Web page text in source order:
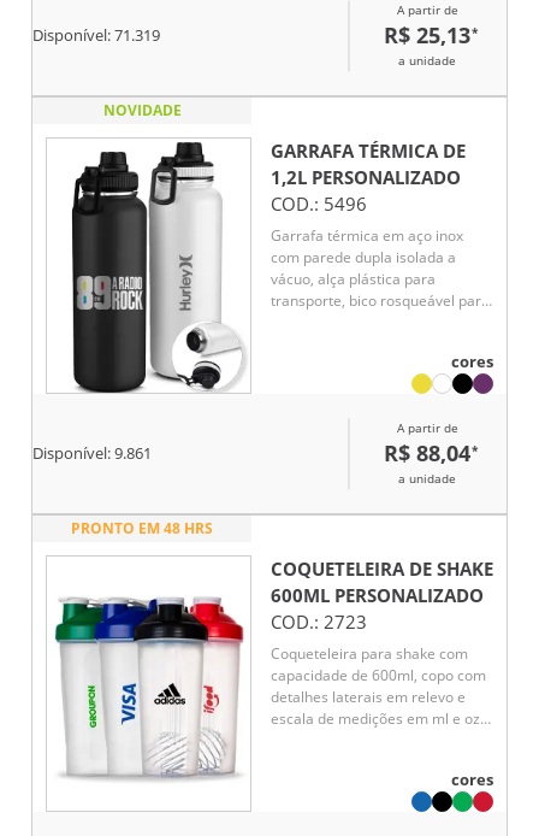
Disponível:71.319
A partir de
R$ 25,13*
a unidade
NOVIDADE
GARRAFA TÉRMICA DE
1,2L PERSONALIZADO
COD.: 5496
Garrafa térmica em aço inox
com parede dupla isolada a
vácuo, alça plástica para
transporte, bico rosqueável para
cores
Disponível:9.861
A partir de
R$ 88,04*
a unidade
PRONTO EM 48 HRS
COQUETELEIRA DE SHAKE
600ML PERSONALIZADO
COD.: 2723
Coqueteleira para shake com
capacidade de 600ml, copo com
detalhes laterais em relevo e
escala de medições em ml e oz.
cores